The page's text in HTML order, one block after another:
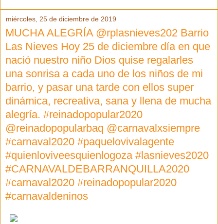
miércoles, 25 de diciembre de 2019
MUCHA ALEGRÍA @rplasnieves202 Barrio
Las Nieves Hoy 25 de diciembre día en que
nació nuestro niño Dios quise regalarles
una sonrisa a cada uno de los niños de mi
barrio, y pasar una tarde con ellos super
dinámica, recreativa, sana y llena de mucha
alegría. #reinadopopular2020
@reinadopopularbaq @carnavalxsiempre
#carnaval2020 #paquelovivalagente
#quienloviveesquienlogoza #lasnieves2020
#CARNAVALDEBARRANQUILLA2020
#carnaval2020 #reinadopopular2020
#carnavaldeninos